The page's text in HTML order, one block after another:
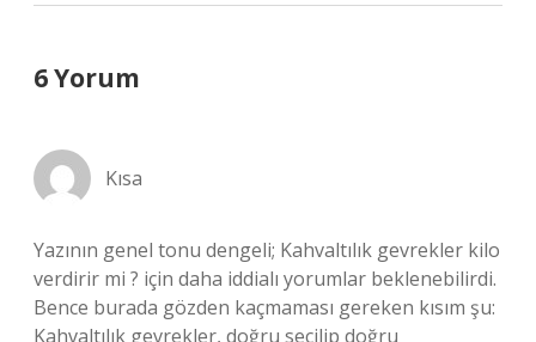
6 Yorum
Kısa
Yazının genel tonu dengeli; Kahvaltılık gevrekler kilo
verdirir mi ? için daha iddialı yorumlar beklenebilirdi.
Bence burada gözden kaçmaması gereken kısım şu:
Kahvaltılık gevrekler, doğru seçilip doğru